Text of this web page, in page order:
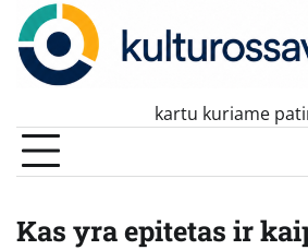
Skip
content
kartu kuriame
Kas yra epitetas ir